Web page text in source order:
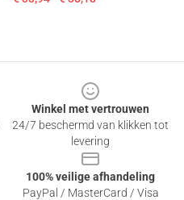
Winkel met vertrouwen
24/7 beschermd van klikken tot
levering
100% veilige afhandeling
PayPal / MasterCard / Visa